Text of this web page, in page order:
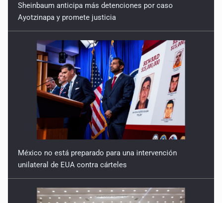
Sheinbaum anticipa más detenciones por caso
Ayotzinapa y promete justicia
México no está preparado para una intervención
unilateral de EUA contra cárteles